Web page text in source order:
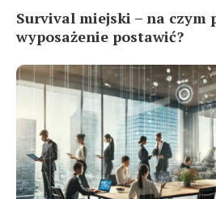
Survival miejski – na czym
wyposażenie postawić?